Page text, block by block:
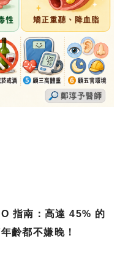
指南：高達 45% 的
齡都不嫌晚！